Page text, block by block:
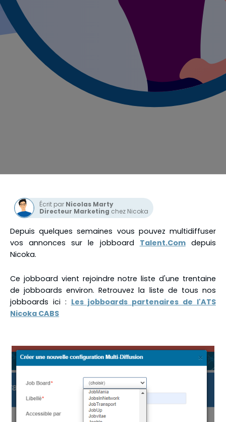
Depuis quelques semaines vous pouvez multidiffuser
vos annonces sur le jobboard Talent.Comdepuis
Nicoka.
Ce jobboard vient rejoindre notre liste d'une trentaine
de jobboards environ. Retrouvez la liste de tous nos
jobboards ici : Les jobboards partenaires de l'ATS
Nicoka CABS
Écrit par Nicolas Marty
Directeur Marketing chez Nicoka